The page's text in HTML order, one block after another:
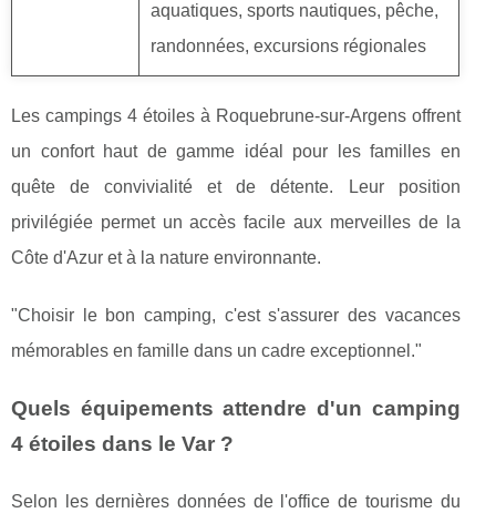
aquatiques, sports nautiques, pêche,
randonnées, excursions régionales
Les campings 4 étoiles à Roquebrune-sur-Argens offrent
un confort haut de gamme idéal pour les familles en
quête de convivialité et de détente. Leur position
privilégiée permet un accès facile aux merveilles de la
Côte d'Azur et à la nature environnante.
"Choisir le bon camping, c'est s'assurer des vacances
mémorables en famille dans un cadre exceptionnel."
Quels équipements attendre d'un camping
4 étoiles dans le Var ?
Selon les dernières données de l'office de tourisme du